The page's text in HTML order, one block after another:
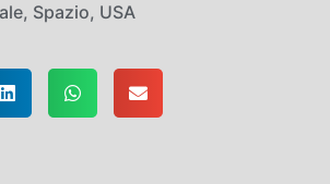
, Spazio, USA